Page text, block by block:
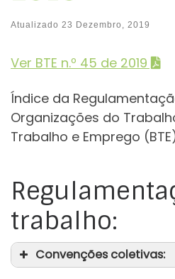
Atualizado 23 Dezembro, 2019
Ver BTE n.º 45 de 2019
Índice da
Organizações do
Trabalho e Emprego
trabalho:
Convenções coletivas: